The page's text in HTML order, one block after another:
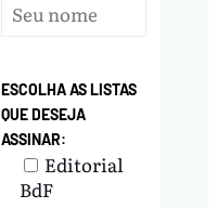
ESCOLHA AS LISTAS
QUE DESEJA
ASSINAR:
Editorial
BdF